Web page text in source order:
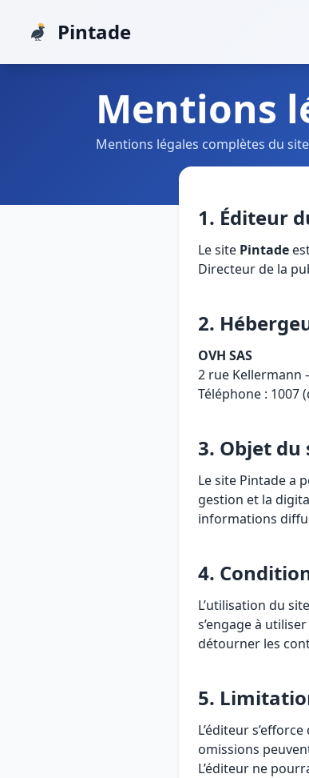
Pintade
Mentions
Mentions légales complètes du
1. Éditeur
Le site Pintade
Directeur de la
2.
OVH SAS
2 rue Kellermann
Téléphone : 1007
3. Objet du
Le site Pintade a
gestion et la
informations
4.
L’utilisation du
s’engage à
détourner les
5.
L’éditeur
omissions
L’éditeur ne